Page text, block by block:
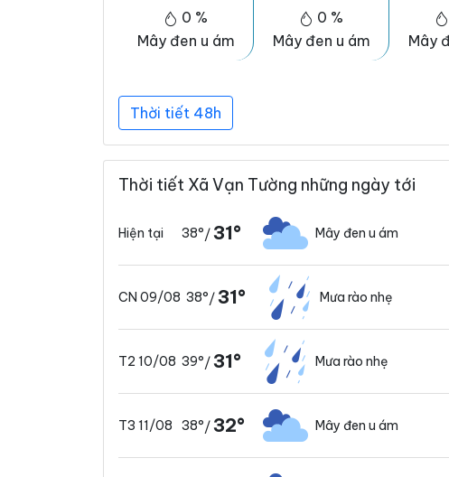
0 %
Mây đen u ám
0 %
Mây đen u ám
Mây
Thời tiết 48h
Thời tiết Xã Vạn Tường những ngày tới
Hiện tại 38°/31° Mây đen u ám
CN 09/08 38°/31° Mưa rào nhẹ
T2 10/08 39°/31° Mưa rào nhẹ
T3 11/08 38°/32° Mây đen u ám